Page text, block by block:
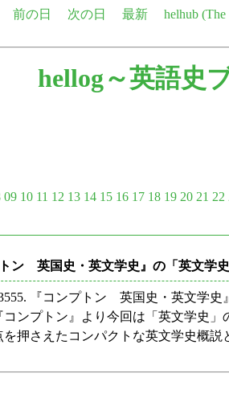
前の日 次の日 最新
helhub
hellog～英語史
09 10 11 12 13 14 15 16 17 18 19 20 21 22
ン 英国史・英文学史』の「英文学
『コンプトン 英国史・英文学史
ンプトン』より今回は「英文学史
を押さえたコンパクトな英文学史概説